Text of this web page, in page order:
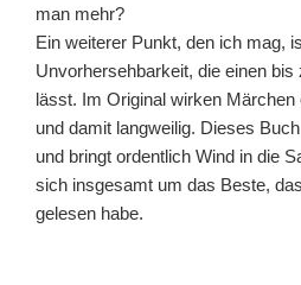
man mehr?
Ein weiterer Punkt, den ich mag,
Unvorhersehbarkeit, die einen
lässt. Im Original wirken
und damit langweilig. Dieses
und bringt ordentlich Wind in die
sich insgesamt um das Beste,
gelesen habe.